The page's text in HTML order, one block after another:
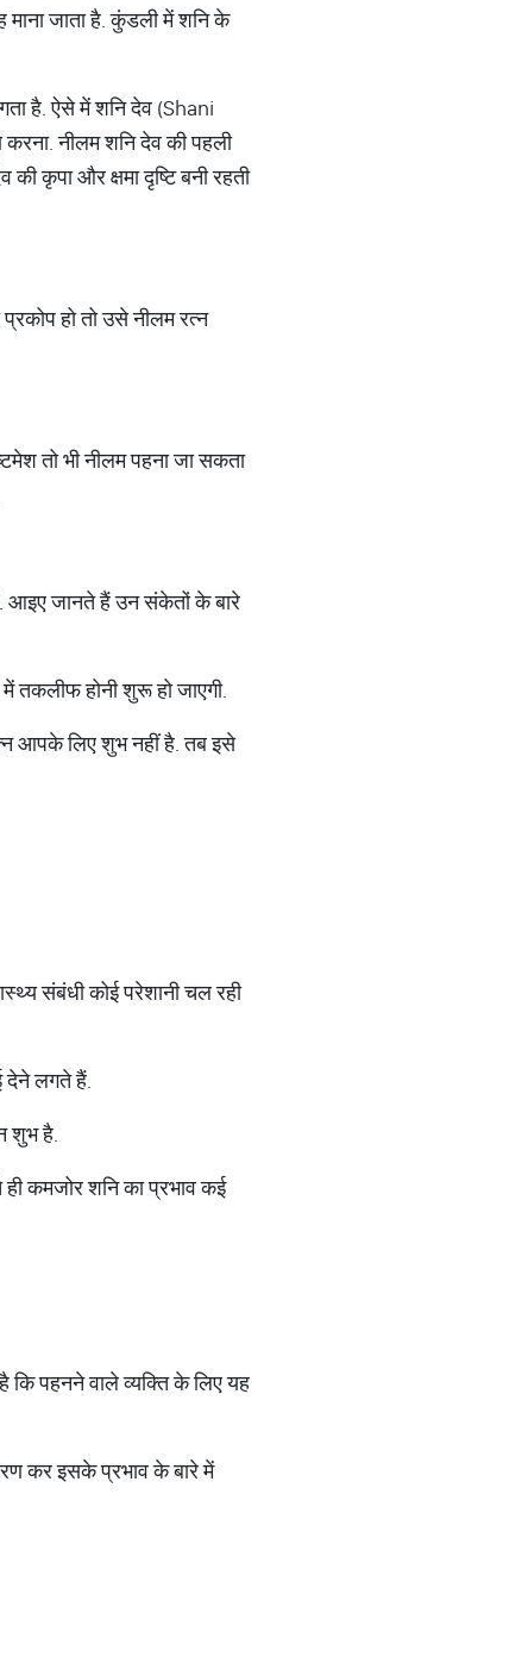
माना जाता है. कुंडली में शनि के
है. ऐसे में शनि देव (Shani
नीलम शनि देव की पहली
कृपा और क्षमा दृष्टि बनी रहती
हो तो उसे नीलम रत्न
तो भी नीलम पहना जा सकता
आइए जानते हैं उन संकेतों के बारे
होनी शुरू हो जाएगी.
आपके लिए शुभ नहीं है. तब इसे
संबंधी कोई परेशानी चल रही
देने लगते हैं.
शुभ है.
कमजोर शनि का प्रभाव कई
कि पहनने वाले व्यक्ति के लिए यह
कर इसके प्रभाव के बारे में